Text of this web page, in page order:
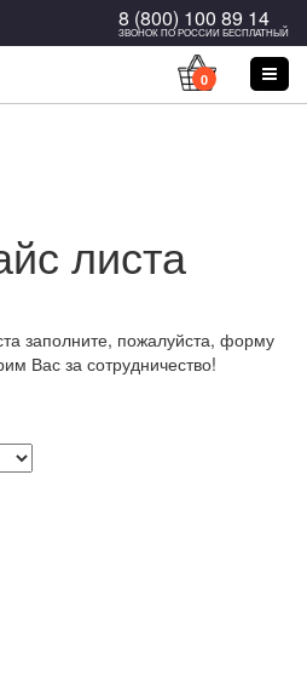
8 (800) 100 89 14
ЗВОНОК ПО РОССИИ БЕСПЛАТНЫЙ
0
листа
заполните, пожалуйста, форму
Вас за сотрудничество!